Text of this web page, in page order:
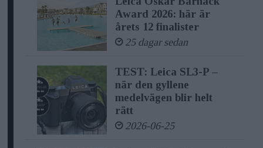
Award 2026: här är
årets 12 finalister
25 dagar sedan
TEST: Leica SL3-P –
när den gyllene
medelvägen blir helt
rätt
2026-06-25